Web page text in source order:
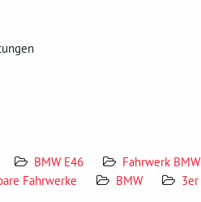
BMW E46 Fahrwerk
Fahrwerke BMW